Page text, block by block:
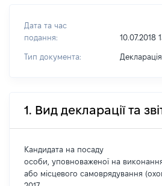
Дата та час
подання:
10.07.2018
Тип документа: Декларація
1. Вид декларації та
Кандидата на посаду
особи, уповноваженої на
або місцевого самоврядування